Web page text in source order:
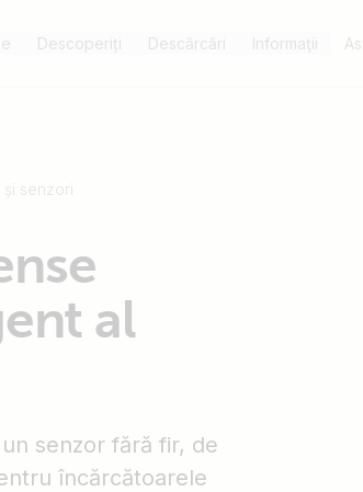
Descoperiți Descărcări Informaţii
senzori
al
senzor fără fir, de
încărcătoarele